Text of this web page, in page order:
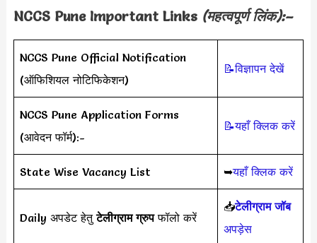
NCCS Pune Important Links (महत्वपूर्ण लिंक):–
NCCS Pune Official Notification
(ऑफिशियल नोटिफिकेशन)
📝विज्ञापन देखें
NCCS Pune Application Forms
(आवेदन फॉर्म):-
📝यहाँ क्लिक करें
State Wise Vacancy List ➥यहाँ क्लिक करें
Daily अपडेट हेतुटेलीग्राम ग्रुपफॉलो करें
📥टेलीग्राम जॉब
अपड़ेस